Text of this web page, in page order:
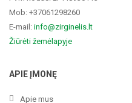
Mob: +37061298260
E-mail: info@zirginelis.lt
Žiūrėti žemėlapyje
APIE ĮMONĘ
Apie mus